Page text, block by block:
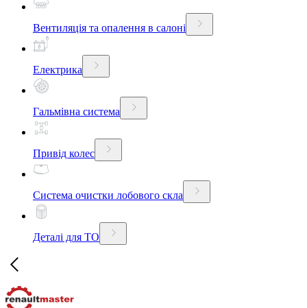
Вентиляція та опалення в салоні
Електрика
Гальмівна система
Привід колес
Система очистки лобового скла
Деталі для ТО